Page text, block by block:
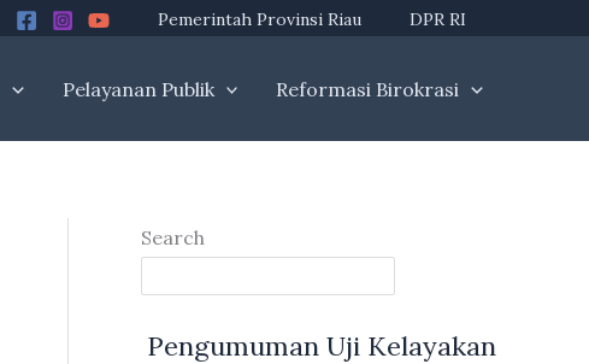
Pemerintah Provinsi Riau DPR RI
Pelayanan Publik Reformasi Birokrasi
Search
Pengumuman Uji Kelayakan